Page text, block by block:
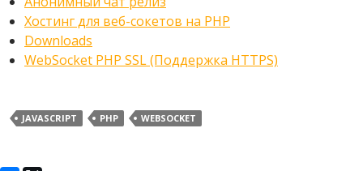
Хостинг для веб-сокетов на PHP
Downloads
WebSocket PHP SSL (Поддержка HTTPS)
JAVASCRIPT PHP WEBSOCKET